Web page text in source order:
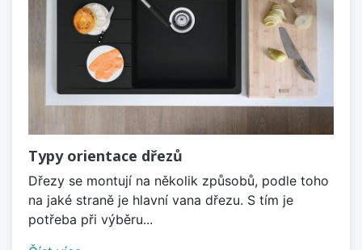
Typy orientace dřezů
Dřezy se montují na několik způsobů, podle toho
na jaké straně je hlavní vana dřezu. S tím je
potřeba při výběru...